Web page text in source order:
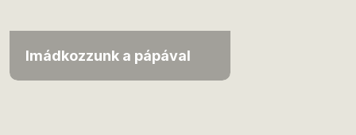
Imádkozzunk a pápával